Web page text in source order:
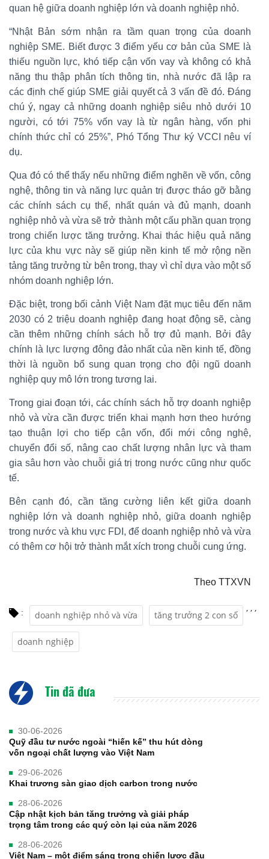
quan hệ giữa doanh nghiệp lớn và doanh nghiệp nhỏ.
“Nhật Bản sớm nhận ra tầm quan trọng của doanh
nghiệp SME. Biết được 3 điểm yếu cơ bản của SME là
thiếu nguồn lực, khó tiếp cận vốn vay và không có khả
năng thu thập phân tích thông tin, nhà nước đã lập ra
các định chế giúp SME giải quyết cả 3 vấn đề đó. Đáng
chú ý, ngay cả những doanh nghiệp siêu nhỏ dưới 10
người, có tới 75% vốn vay là từ ngân hàng, vốn phi
chính thức chỉ có 25%”, Phó Tổng Thư ký VCCI nêu ví
dụ.
Qua đó có thể thấy nếu những điểm nghẽn về vốn, công
nghệ, thông tin và năng lực quản trị được tháo gỡ bằng
các chính sách cụ thể, nhất quán và đủ mạnh, doanh
nghiệp nhỏ và vừa sẽ trở thành một cấu phần quan trọng
trong chiến lược tăng trưởng. Khai thác hiệu quả năng
lực của khu vực này sẽ giúp nền kinh tế mở rộng nền
tảng tăng trưởng từ bên trong, thay vì chỉ dựa vào một số
nhóm doanh nghiệp lớn.
Đặc biệt, trong bối cảnh Việt Nam đặt mục tiêu đến năm
2030 có 2 triệu doanh nghiệp đang hoạt động sẽ, càng
cần thêm những chính sách hỗ trợ đủ mạnh. Bởi đây
chính là lực lượng đông đảo nhất của nền kinh tế, đồng
thời là nguồn bổ sung quan trọng cho đội ngũ doanh
nghiệp quy mô lớn trong tương lai.
Trong giai đoạn tới, các chính sách hỗ trợ doanh nghiệp
nhỏ và vừa cần được triển khai mạnh hơn theo hướng
tạo thuận lợi cho tiếp cận vốn, đổi mới công nghệ,
chuyển đổi số, nâng cao chất lượng nhân lực và tham
gia sâu hơn vào chuỗi giá trị trong nước cũng như quốc
tế.
Bên cạnh đó, cần tăng cường liên kết giữa doanh
nghiệp lớn và doanh nghiệp nhỏ, giữa doanh nghiệp
trong nước và khu vực FDI, để doanh nghiệp nhỏ và vừa
có thêm cơ hội trở thành mắt xích trong chuỗi cung ứng.
Theo TTXVN
: doanh nghiệp nhỏ và vừa
,
tăng trưởng 2 con số
,
doanh nghiệp
,
Tin đã đưa
30-06-2026
Quỹ đầu tư nước ngoài “hiến kế” thu hút dòng
vốn ngoại chất lượng vào Việt Nam
29-06-2026
Khai trương sàn giao dịch carbon trong nước
28-06-2026
Cập nhật kịch bản tăng trưởng và giải pháp
trọng tâm trong các quý còn lại của năm 2026
28-06-2026
Việt Nam – một điểm sáng trong chiến lược đầu